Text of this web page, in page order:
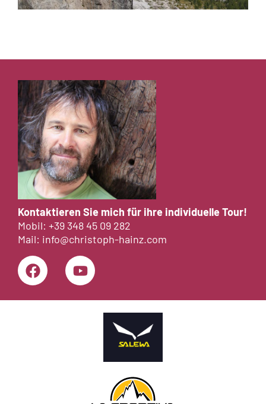
Kontaktieren Sie mich für ihre individuelle Tour!
Mobil: +39 348 45 09 282
Mail: info@christoph-hainz.com